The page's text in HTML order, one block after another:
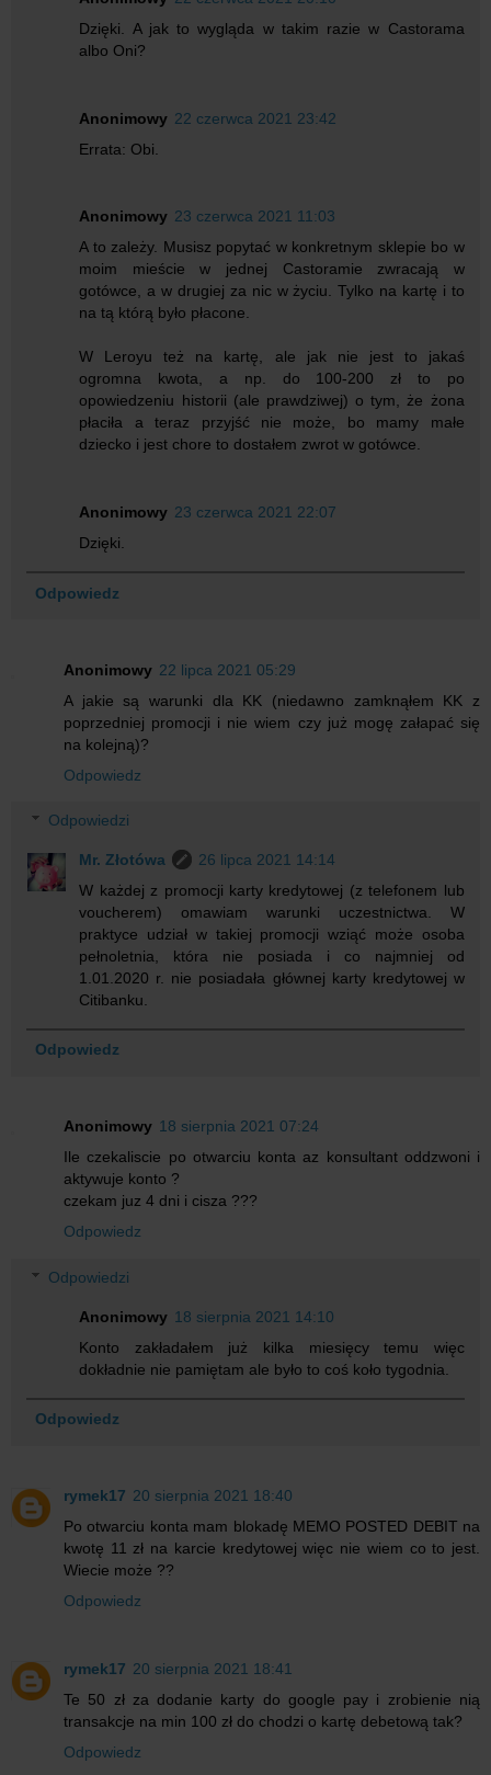
Dzięki. A jak to wygląda w takim razie w Castorama
albo Oni?
Anonimowy 22 czerwca 2021 23:42
Errata: Obi.
Anonimowy 23 czerwca 2021 11:03
A to zależy. Musisz popytać w konkretnym sklepie bo w
moim mieście w jednej Castoramie zwracają w
gotówce, a w drugiej za nic w życiu. Tylko na kartę i to
na tą którą było płacone.
W Leroyu też na kartę, ale jak nie jest to jakaś
ogromna kwota, a np. do 100-200 zł to po
opowiedzeniu historii (ale prawdziwej) o tym, że żona
płaciła a teraz przyjść nie może, bo mamy małe
dziecko i jest chore to dostałem zwrot w gotówce.
Anonimowy 23 czerwca 2021 22:07
Dzięki.
Odpowiedz
Anonimowy 22 lipca 2021 05:29
A jakie są warunki dla KK (niedawno zamknąłem KK z
poprzedniej promocji i nie wiem czy już mogę załapać się
na kolejną)?
Odpowiedz
Odpowiedzi
Mr. Złotówa
26 lipca 2021 14:14
W każdej z promocji karty kredytowej (z telefonem lub
voucherem) omawiam warunki uczestnictwa. W
praktyce udział w takiej promocji wziąć może osoba
pełnoletnia, która nie posiada i co najmniej od
1.01.2020 r. nie posiadała głównej karty kredytowej w
Citibanku.
Odpowiedz
Anonimowy 18 sierpnia 2021 07:24
Ile czekaliscie po otwarciu konta az konsultant oddzwoni i
aktywuje konto ?
czekam juz 4 dni i cisza ???
Odpowiedz
Odpowiedzi
Anonimowy 18 sierpnia 2021 14:10
Konto zakładałem już kilka miesięcy temu więc
dokładnie nie pamiętam ale było to coś koło tygodnia.
Odpowiedz
rymek17 20 sierpnia 2021 18:40
Po otwarciu konta mam blokadę MEMO POSTED DEBIT na
kwotę 11 zł na karcie kredytowej więc nie wiem co to jest.
Wiecie może ??
Odpowiedz
rymek17 20 sierpnia 2021 18:41
Te 50 zł za dodanie karty do google pay i zrobienie nią
transakcje na min 100 zł do chodzi o kartę debetową tak?
Odpowiedz